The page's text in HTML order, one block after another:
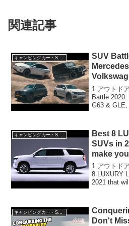
関連記事
SUV
Cruiser
1:アウトド
Battle
G63 &
キャンピングカー・SUV人気車種
Best 8
SUVs in
make
emperor
1:アウトド
8 LUXURY
2021 that
Don't